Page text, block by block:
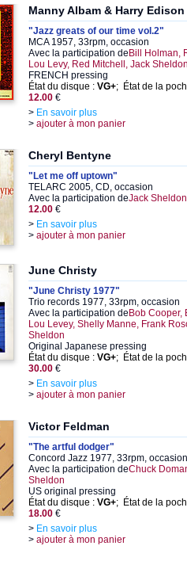
Manny Albam & Harry Edison
"Jazz greats of our time vol.2"
MCA 1957, 33rpm, occasion
Avec la participation de Bill Holman,
Lou Levy, Red Mitchell, Jack Sheldon
FRENCH pressing
État du disque : VG+; État de la
12.00 €
> En savoir plus
> ajouter à mon panier
Cheryl Bentyne
"Let me off uptown"
TELARC 2005, CD, occasion
Avec la participation deJack Sheldon
12.00 €
> En savoir plus
> ajouter à mon panier
June Christy
"June Christy 1977"
Trio records 1977, 33rpm, occasion
Avec la participation de Bob Cooper,
Lou Levey, Shelly Manne, Frank
Sheldon
Original Japanese pressing
État du disque : VG+; État de la
30.00 €
> En savoir plus
> ajouter à mon panier
Victor Feldman
"The artful dodger"
Concord Jazz 1977, 33rpm, occasion
Avec la participation deChuck
Sheldon
US original pressing
État du disque : VG+; État de la
18.00 €
> En savoir plus
> ajouter à mon panier